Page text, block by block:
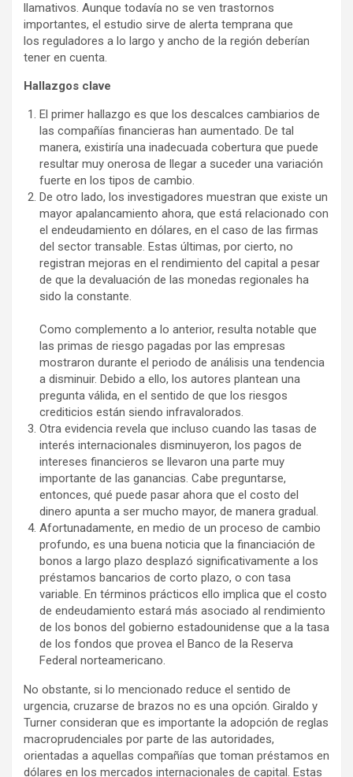
llamativos. Aunque todavía no se ven trastornos
importantes, el estudio sirve de alerta temprana que
los reguladores a lo largo y ancho de la región deberían
tener en cuenta.
Hallazgos clave
El primer hallazgo es que los descalces cambiarios de
las compañías financieras han aumentado. De tal
manera, existiría una inadecuada cobertura que puede
resultar muy onerosa de llegar a suceder una variación
fuerte en los tipos de cambio.
De otro lado, los investigadores muestran que existe un
mayor apalancamiento ahora, que está relacionado con
el endeudamiento en dólares, en el caso de las firmas
del sector transable. Estas últimas, por cierto, no
registran mejoras en el rendimiento del capital a pesar
de que la devaluación de las monedas regionales ha
sido la constante.
Como complemento a lo anterior, resulta notable que
las primas de riesgo pagadas por las empresas
mostraron durante el periodo de análisis una tendencia
a disminuir. Debido a ello, los autores plantean una
pregunta válida, en el sentido de que los riesgos
crediticios están siendo infravalorados.
Otra evidencia revela que incluso cuando las tasas de
interés internacionales disminuyeron, los pagos de
intereses financieros se llevaron una parte muy
importante de las ganancias. Cabe preguntarse,
entonces, qué puede pasar ahora que el costo del
dinero apunta a ser mucho mayor, de manera gradual.
Afortunadamente, en medio de un proceso de cambio
profundo, es una buena noticia que la financiación de
bonos a largo plazo desplazó significativamente a los
préstamos bancarios de corto plazo, o con tasa
variable. En términos prácticos ello implica que el costo
de endeudamiento estará más asociado al rendimiento
de los bonos del gobierno estadounidense que a la tasa
de los fondos que provea el Banco de la Reserva
Federal norteamericano.
No obstante, si lo mencionado reduce el sentido de
urgencia, cruzarse de brazos no es una opción. Giraldo y
Turner consideran que es importante la adopción de reglas
macroprudenciales por parte de las autoridades,
orientadas a aquellas compañías que toman préstamos en
dólares en los mercados internacionales de capital. Estas